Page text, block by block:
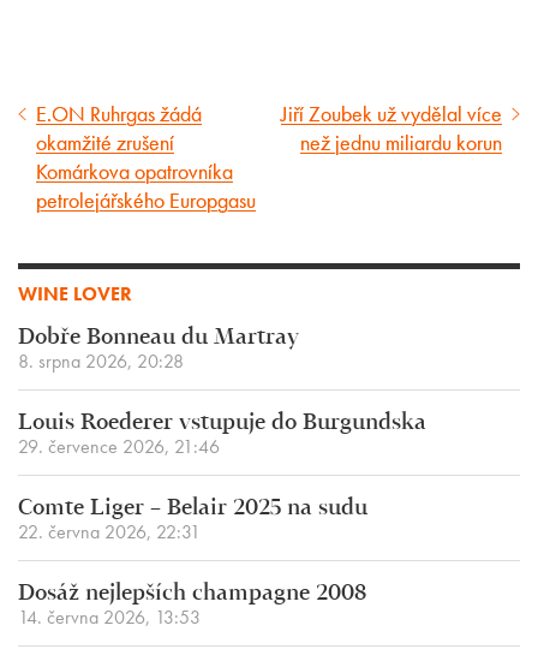
Předcházející
článek
E.ON Ruhrgas žádá
okamžité zrušení
Komárkova opatrovníka
petrolejářského Europgasu
Následující
článek
Jiří Zoubek už vydělal více
než jednu miliardu korun
WINE LOVER
Dobře Bonneau du Martray
8. srpna 2026, 20:28
Louis Roederer vstupuje do Burgundska
29. července 2026, 21:46
Comte Liger – Belair 2025 na sudu
22. června 2026, 22:31
Dosáž nejlepších champagne 2008
14. června 2026, 13:53